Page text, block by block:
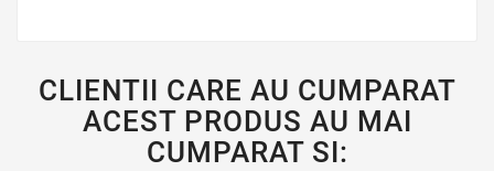
CLIENTII CARE AU CUMPARAT
ACEST PRODUS AU MAI
CUMPARAT SI: